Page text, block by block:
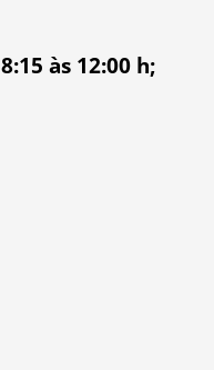
8:15 às 12:00 h;